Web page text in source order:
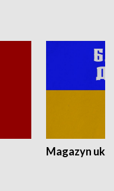
Magazyn